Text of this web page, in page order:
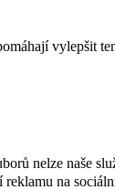
vylepšit
nelze naše
na